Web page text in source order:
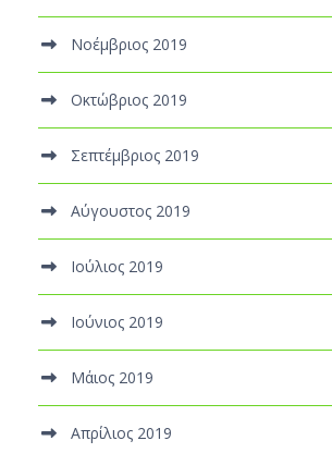
Νοέμβριος 2019
Οκτώβριος 2019
Σεπτέμβριος 2019
Αύγουστος 2019
Ιούλιος 2019
Ιούνιος 2019
Μάιος 2019
Απρίλιος 2019